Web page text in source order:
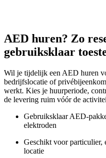
AED huren? Zo
gebruiksklaar
Wil je tijdelijk een AED huren
bedrijfslocatie of
werkt. Kies je huurperiode,
de levering ruim vóór de
Gebruiksklaar AED-
elektroden
Geschikt voor
locatie